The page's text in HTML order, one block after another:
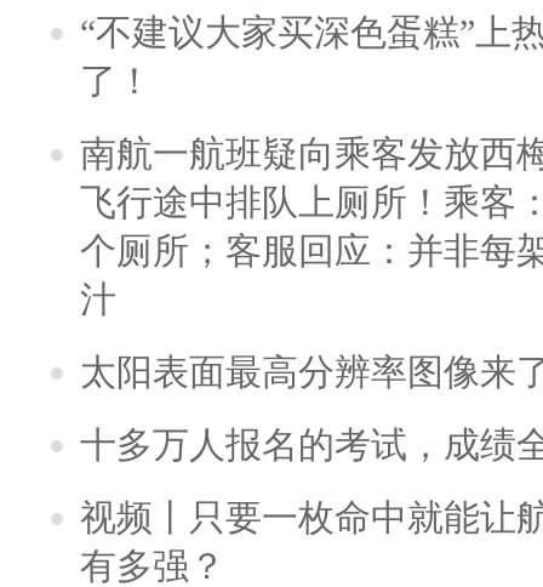
“不建议大家买深色蛋糕”上
了！
南航一航班疑向乘客发放西
飞行途中排队上厕所！乘客
个厕所；客服回应：并非每
汁
太阳表面最高分辨率图像来
十多万人报名的考试，成绩
视频丨只要一枚命中就能让
有多强？